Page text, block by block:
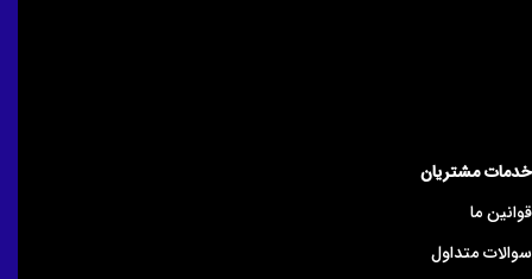
خدمات مشتریان
قوانین ما
سوالات متداول